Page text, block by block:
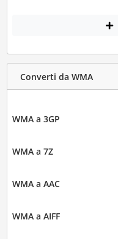
Converti da WMA
WMA a 3GP
WMA a 7Z
WMA a AAC
WMA a AIFF